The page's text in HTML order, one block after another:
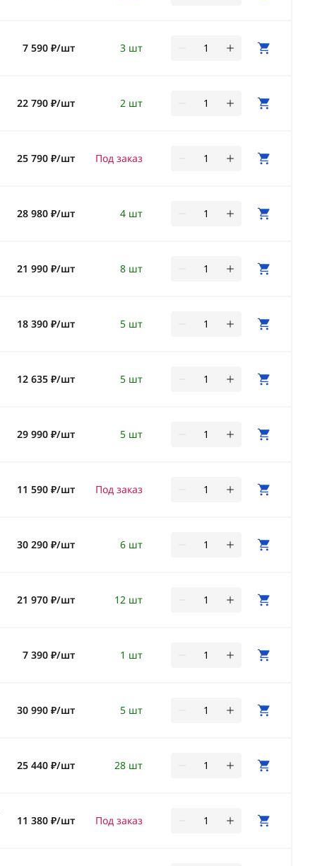
3 шт
7 590 ₽/шт
2 шт
22 790 ₽/шт
Под заказ
25 790 ₽/шт
4 шт
28 980 ₽/шт
8 шт
21 990 ₽/шт
5 шт
18 390 ₽/шт
5 шт
12 635 ₽/шт
5 шт
29 990 ₽/шт
Под заказ
11 590 ₽/шт
6 шт
30 290 ₽/шт
12 шт
21 970 ₽/шт
1 шт
7 390 ₽/шт
5 шт
30 990 ₽/шт
28 шт
25 440 ₽/шт
Под заказ
11 380 ₽/шт